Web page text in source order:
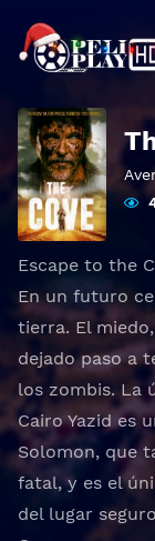
Escape to the
En un futuro
tierra. El
dejado paso a
los zombis. La
Cairo Yazid es
Solomon, que
fatal, y es el
del lugar